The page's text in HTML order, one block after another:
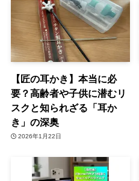
【匠の耳かき】本当に必
要？高齢者や子供に潜むリ
スクと知られざる「耳か
き」の深奥
2026年1月22日